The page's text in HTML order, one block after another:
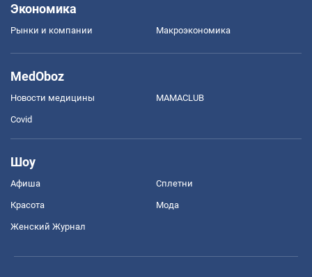
Экономика
Рынки и компании Mакроэкономика
MedOboz
Новости медицины MAMACLUB
Covid
Шоу
Афиша Сплетни
Красота Мода
Женский Журнал